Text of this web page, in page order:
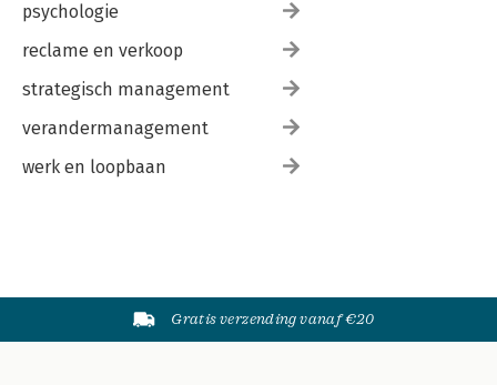
psychologie
reclame en verkoop
strategisch management
verandermanagement
werk en loopbaan
Gratis verzending vanaf €20